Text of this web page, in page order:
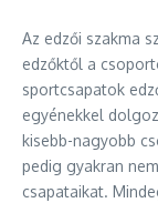
Az edzői szakma
edzőktől a
sportcsapatok
egyénekkel
kisebb-nagyobb
pedig gyakran
csapataikat.